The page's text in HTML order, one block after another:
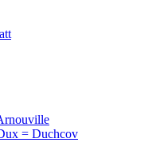
= Duchcov